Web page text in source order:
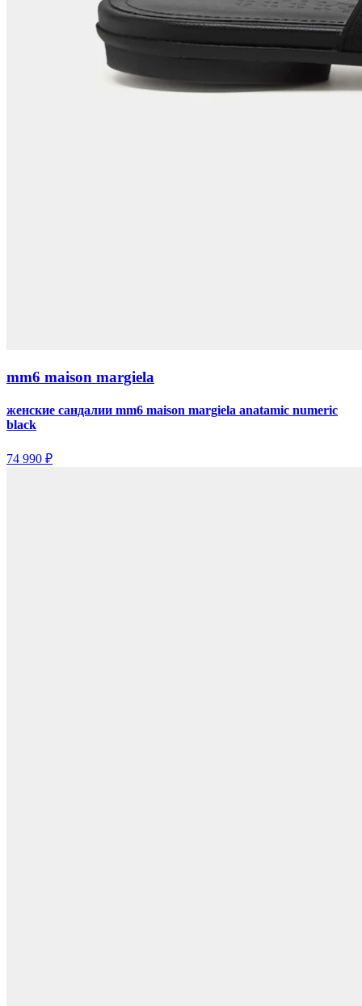
mm6 maison margiela
женские сандалии mm6 maison margiela anatamic numeric
black
74 990 ₽